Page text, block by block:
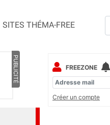
SITES THÉMA-FREE
PUBLICITÉ
FREEZONE
Créer un compte